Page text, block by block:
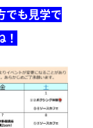
でも見学で